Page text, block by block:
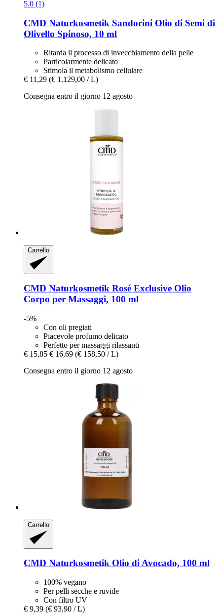
5.0 (1)
CMD Naturkosmetik Sandorini Olio di Semi di
Olivello Spinoso, 10 ml
Ritarda il processo di invecchiamento della pelle
Particolarmente delicato
Stimola il metabolismo cellulare
€ 11,29 (€ 1.129,00 / L)
Consegna entro il giorno 12 agosto
Carrello
CMD Naturkosmetik Rosé Exclusive Olio
Corpo per Massaggi, 100 ml
-5%
Con oli pregiati
Piacevole profumo delicato
Perfetto per massaggi rilassanti
€ 15,85 € 16,69 (€ 158,50 / L)
Consegna entro il giorno 12 agosto
Carrello
CMD Naturkosmetik Olio di Avocado, 100 ml
100% vegano
Per pelli secche e ruvide
Con filtro UV
€ 9,39 (€ 93,90 / L)